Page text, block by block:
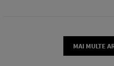
MAI MULTE